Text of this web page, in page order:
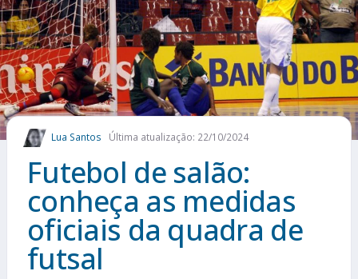
FUTEBOL NACIONAL
FUTEBOL INTERNACIONAL
COMO APOSTAR
MAIS ESPORTES
Lua Santos Última atualização: 22/10/2024
Futebol de salão:
conheça as medidas
oficiais da quadra de
futsal